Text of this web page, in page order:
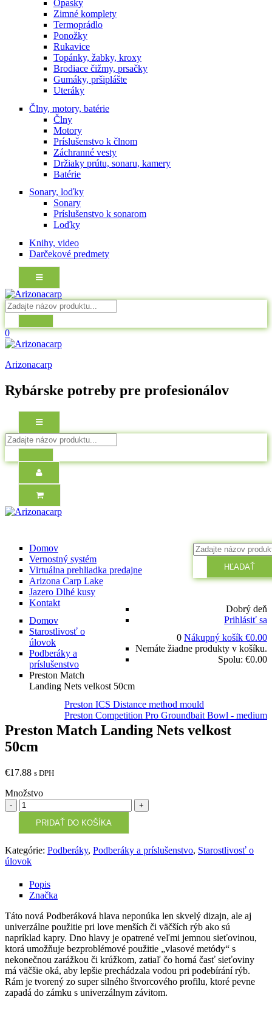
Opasky
Zimné komplety
Termoprádlo
Ponožky
Rukavice
Topánky, žabky, kroxy
Brodiace čižmy, prsačky
Gumáky, pršiplášte
Uteráky
Člny, motory, batérie
Člny
Motory
Príslušenstvo k člnom
Záchranné vesty
Držiaky prútu, sonaru, kamery
Batérie
Sonary, loďky
Sonary
Príslušenstvo k sonarom
Loďky
Knihy, video
Darčekové predmety
0
Arizonacarp
Rybárske potreby pre profesionálov
HĽADAŤ
Dobrý deň
Prihlásiť sa
0 Nákupný košík €0.00
Nemáte žiadne produkty v košíku.
Spolu: €0.00
Domov
Vernostný systém
Virtuálna prehliadka predajne
Arizona Carp Lake
Jazero Dlhé kusy
Kontakt
Domov
Starostlivosť o
úlovok
Podberáky a
príslušenstvo
Preston Match
Landing Nets velkost 50cm
Preston ICS Distance method mould
Preston Competition Pro Groundbait Bowl - medium
Preston Match Landing Nets velkost
50cm
€17.88 s DPH
Množstvo
Množstvo
PRIDAŤ DO KOŠÍKA
Kategórie: Podberáky, Podberáky a príslušenstvo, Starostlivosť o
úlovok
Popis
Značka
Táto nová Podberáková hlava neponúka len skvelý dizajn, ale aj
univerzálne použitie pri love menších či väčších rýb ako sú
napríklad kapry. Dno hlavy je opatrené veľmi jemnou sieťovinou,
ktorá umožňuje bezproblémové použitie „vlasové metódy“ s
nekonečnou zarážkou či krúžkom, zatiaľ čo horná časť sieťoviny
má väčšie oká, aby lepšie prechádzala vodou pri podebírání rýb.
Rám je tvorený zo super silného štvorcového profilu, ktoré pevne
zapadá do zámku s univerzálnym závitom.